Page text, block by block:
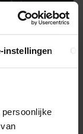
instellingen